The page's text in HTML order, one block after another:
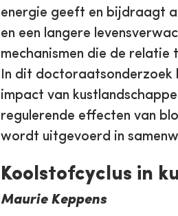
energie geeft en bijdraagt
en een langere
mechanismen die de relatie
In dit doctoraatsonderzoek
impact van
regulerende effecten van
wordt uitgevoerd in
Koolstofcyclus in
Maurie Keppens